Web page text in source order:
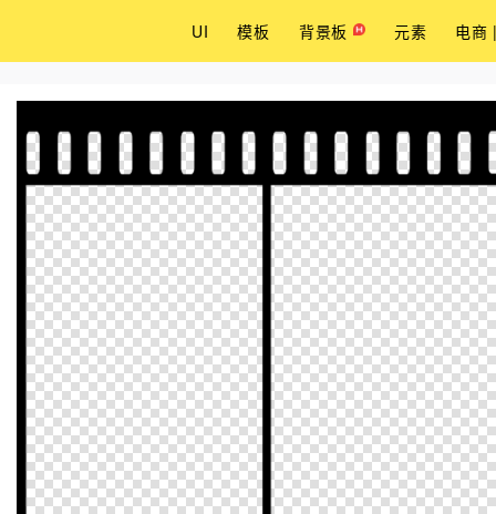
UI 模板 背景板 元素 电商